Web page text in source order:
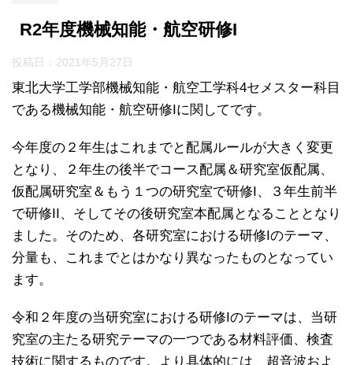
R2年度機械知能・航空研修I
投稿日： 2021年5月27日
東北大学工学部機械知能・航空工学科4セメスター科目
である機械知能・航空研修Iに関してです。
今年度の２年生はこれまでと配属ルールが大きく変更
となり、２年生の後半でコース配属＆研究室仮配属、
仮配属研究室＆もう１つの研究室で研修I、３年生前半
で研修II、そしてその後研究室本配属となることとなり
ました。そのため、各研究室における研修Iのテーマ、
分量も、これまでとはかなり異なったものとなってい
ます。
令和２年度の当研究室における研修Iのテーマは、当研
究室の主たる研究テーマの一つである材料評価、検査
技術に関するものです。より具体的には、超音波およ